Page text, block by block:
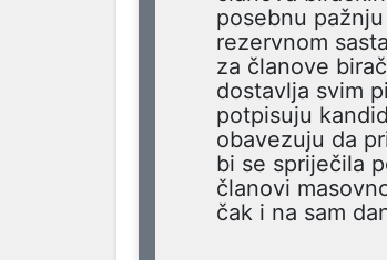
posebnu
rezervnom
za članove
dostavlja svim
potpisuju
obavezuju da
bi se spriječila
članovi
čak i na sam